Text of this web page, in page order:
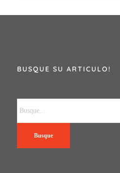
BUSQUE SU ARTICULO!
Busque